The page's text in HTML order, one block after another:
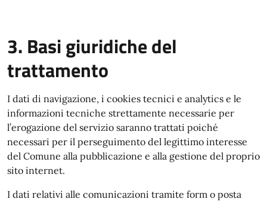
3. Basi giuridiche del
trattamento
I dati di navigazione, i cookies tecnici e analytics e le
informazioni tecniche strettamente necessarie per
l’erogazione del servizio saranno trattati poiché
necessari per il perseguimento del legittimo interesse
del Comune alla pubblicazione e alla gestione del proprio
sito internet.
I dati relativi alle comunicazioni tramite form o posta